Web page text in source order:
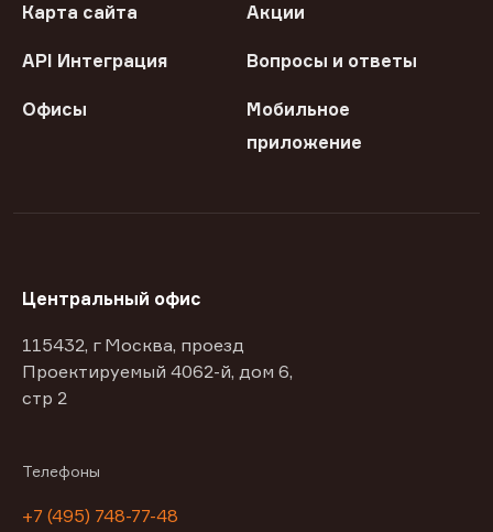
Карта сайта Акции
API Интеграция Вопросы и ответы
Офисы
Мобильное
приложение
Центральный офис
115432, г Москва, проезд
Проектируемый 4062-й, дом 6,
стр 2
Телефоны
+7 (495) 748-77-48